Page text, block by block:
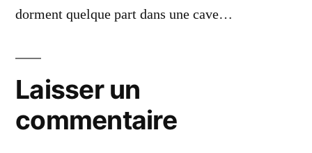
dorment quelque part dans une cave…
Laisser un
commentaire